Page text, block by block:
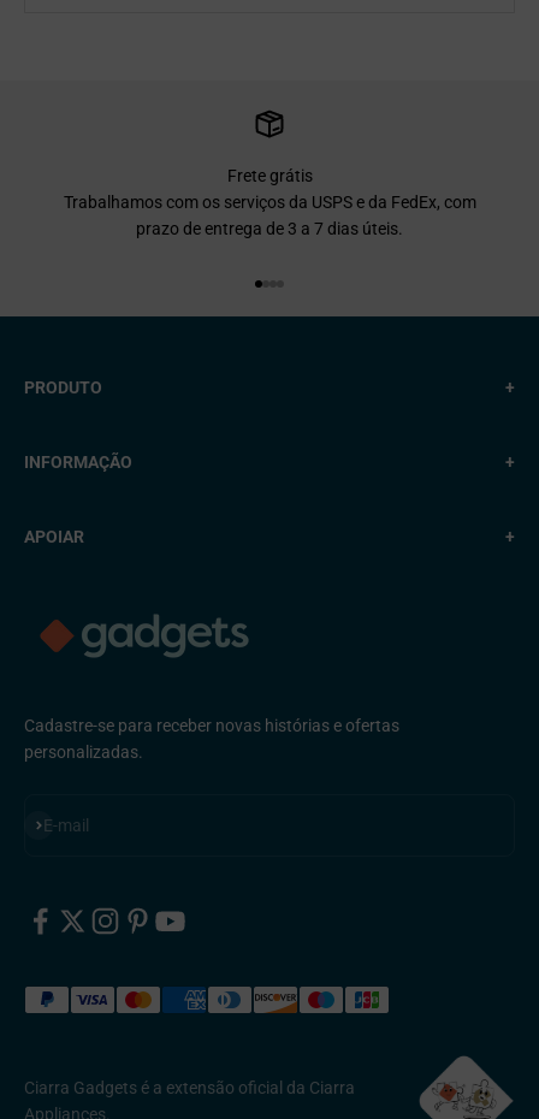
Frete grátis
Trabalhamos com os serviços da USPS e da FedEx, com
prazo de entrega de 3 a 7 dias úteis.
PRODUTO +
INFORMAÇÃO +
APOIAR +
Cadastre-se para receber novas histórias e ofertas
personalizadas.
E-mail
Inscreva-se
Ciarra Gadgets é a extensão oficial da Ciarra
Appliances.